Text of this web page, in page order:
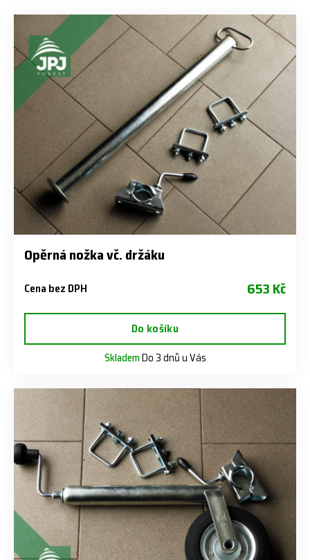
Opěrná nožka vč. držáku
Cena bez DPH 653 Kč
Do košíku
SklademDo 3 dnů u Vás